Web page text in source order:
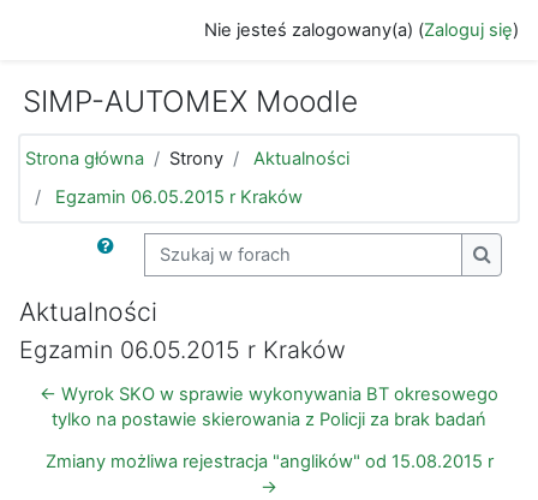
Nie jesteś zalogowany(a) (Zaloguj się)
SIMP-AUTOMEX Moodle
Strona główna Strony
Aktualności
Egzamin 06.05.2015 r Kraków
Szukaj w forach
Aktualności
Egzamin 06.05.2015 r Kraków
← Wyrok SKO w sprawie wykonywania BT okresowego
tylko na postawie skierowania z Policji za brak badań
Zmiany możliwa rejestracja "anglików" od 15.08.2015 r
→